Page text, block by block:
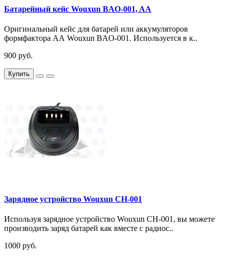
Батарейный кейс Wouxun BAO-001, AA
Оригинальный кейс для батарей или аккумуляторов
формфактора АА Wouxun BAO-001. Используется в к..
900 руб.
Купить
Зарядное устройство Wouxun CH-001
Используя зарядное устройство Wouxun CH-001, вы можете
производить заряд батарей как вместе с радиос..
1000 руб.